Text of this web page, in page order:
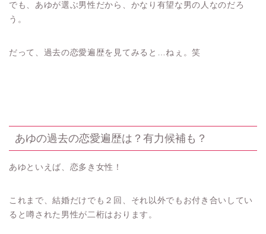
でも、あゆが選ぶ男性だから、かなり有望な男の人なのだろ
う。
だって、過去の恋愛遍歴を見てみると…ねぇ。笑
あゆの過去の恋愛遍歴は？有力候補も？
あゆといえば、恋多き女性！
これまで、結婚だけでも２回、それ以外でもお付き合いしてい
ると噂された男性が二桁はおります。